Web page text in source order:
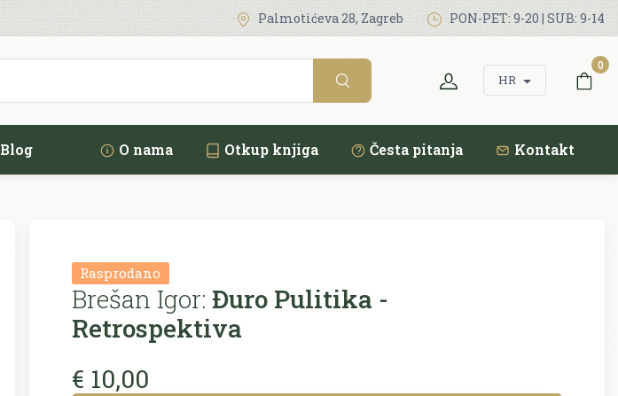
Palmotićeva 28, Zagreb PON-PET: 9-20 | SUB: 9-14
HR
0
Blog O nama Otkup knjiga Česta pitanja Kontakt
Rasprodano
Brešan Igor: Đuro Pulitika -
Retrospektiva
€ 10,00